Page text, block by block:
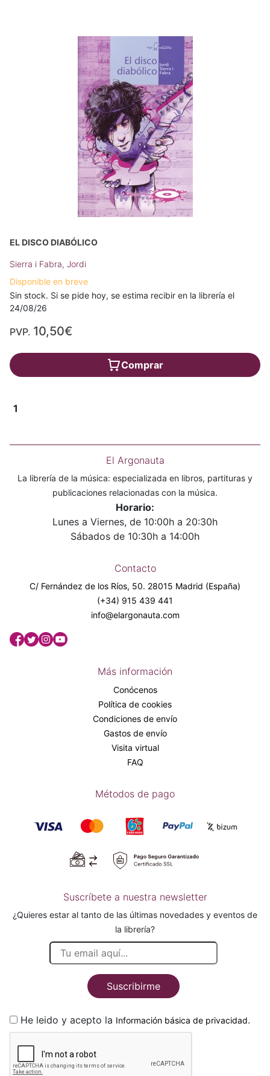
EL DISCO DIABÓLICO
Sierra i Fabra, Jordi
Disponible en breve
Sin stock. Si se pide hoy, se estima recibir en la librería el
24/08/26
PVP. 10,50€
Comprar
1
El Argonauta
La librería de la música: especializada en libros, partituras y
publicaciones relacionadas con la música.
Horario:
Lunes a Viernes, de 10:00h a 20:30h
Sábados de 10:30h a 14:00h
Contacto
C/ Fernández de los Ríos, 50. 28015 Madrid (España)
(+34) 915 439 441
info@elargonauta.com
Más información
Conócenos
Política de cookies
Condiciones de envío
Gastos de envío
Visita virtual
FAQ
Métodos de pago
Suscríbete a nuestra newsletter
¿Quieres estar al tanto de las últimas novedades y eventos de
la librería?
Suscribirme
He leido y acepto la Información básica de privacidad.